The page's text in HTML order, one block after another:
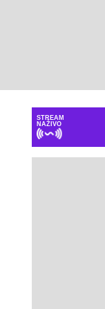
STREAM
NAŽIVO